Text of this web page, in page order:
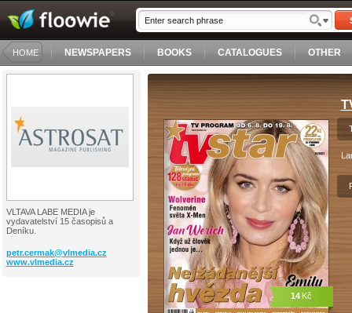
HOME NEWSPAPERS BOOKS CATALOGUES OTHER
VLTAVA LABE MEDIA je
vydavatelství 15 časopisů a
Deníku.
petr.cermak@vlmedia.cz
www.vlmedia.cz
14 Kč